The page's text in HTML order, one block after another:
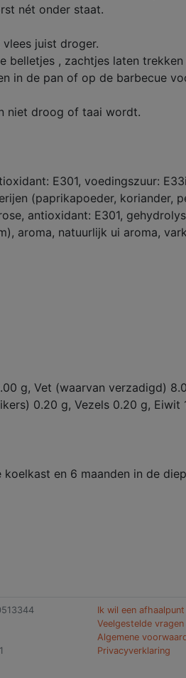
nét onder staat.
juist droger.
belletjes , zachtjes laten trekken
in de pan of op de barbecue
niet droog of taai wordt.
E301, voedingszuur:
(paprikapoeder, koriander,
antioxidant: E301,
aroma, natuurlijk ui aroma,
g, Vet (waarvan verzadigd)
0.20 g, Vezels 0.20 g, Eiwit
en 6 maanden in de
Ik wil een
Veelgestelde vragen
Algemene
Privacyverklaring